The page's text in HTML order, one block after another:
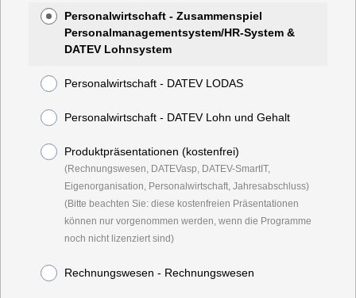
Personalwirtschaft - Zusammenspiel
Personalmanagementsystem/HR-System &
DATEV Lohnsystem
Personalwirtschaft - DATEV LODAS
Personalwirtschaft - DATEV Lohn und Gehalt
Produktpräsentationen (kostenfrei)
(Rechnungswesen, DATEVasp, DATEV-SmartIT,
Eigenorganisation, Personalwirtschaft, Jahresabschluss)
(Bitte beachten Sie: diese kostenfreien Präsentationen
können nur vorgenommen werden, wenn die Programme
noch nicht lizenziert sind)
Rechnungswesen - Rechnungswesen